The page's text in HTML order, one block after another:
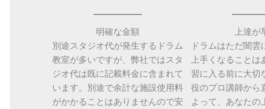
明確な金額
別途スタジオ代が発生するドラム
教室が多いですが、弊社ではスタ
ジオ代は既に記載料金に含まれて
います。別途で余計な施設使用料
がかかることはありませんので安
上達が
ドラムはただ闇雲
上手くなること
習に入る前に大切
役のプロ講師から
よって、あなたの